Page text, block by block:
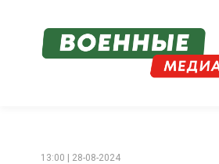
13:00 | 28-08-2024